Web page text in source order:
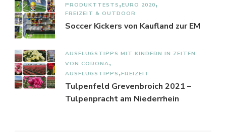
PRODUKTTESTS EURO 2020
FREIZEIT & OUTDOOR
Soccer Kickers von Kaufland zur EM
AUSFLUGSTIPPS MIT KINDERN IN ZEITEN
VON CORONA
AUSFLUGSTIPPS FREIZEIT
Tulpenfeld Grevenbroich 2021 –
Tulpenpracht am Niederrhein